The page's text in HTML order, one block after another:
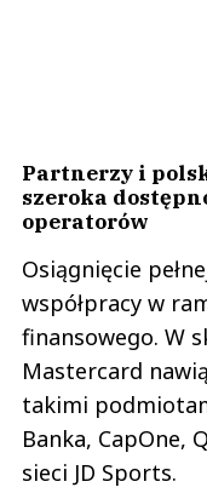
Partnerzy i
szeroka
operatorów
Osiągnięcie
współpracy w
finansowego. W
Mastercard
takimi
Banka, CapOne,
sieci JD Sports.